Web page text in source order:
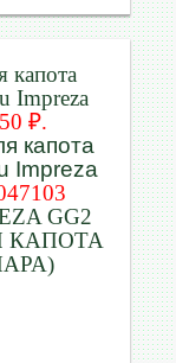
капота
Impreza
₽.
GG2
КАПОТА